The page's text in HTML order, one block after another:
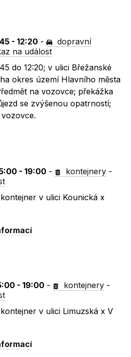
- 12:20 -
dopravní
na událost
do 12:20; v ulici Břežanské
okres území Hlavního města
na vozovce; překážka
se zvýšenou opatrností;
- 19:00 - kontejnery -
v ulici Kounická x
- 19:00 - kontejnery -
v ulici Limuzská x V